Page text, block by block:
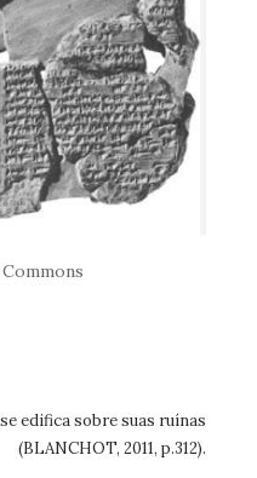
edifica sobre suas ruínas
(BLANCHOT, 2011, p.312).